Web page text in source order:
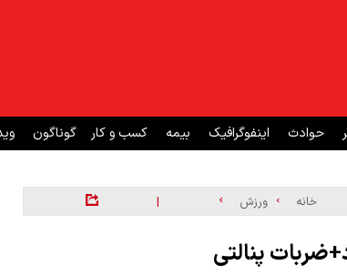
حوادث اینفوگرافیک بیمه کسب و کار گوناگون
خانه ورزش |
پنالتی